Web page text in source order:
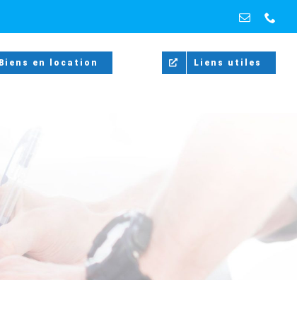
Email
Biens en location Liens utiles